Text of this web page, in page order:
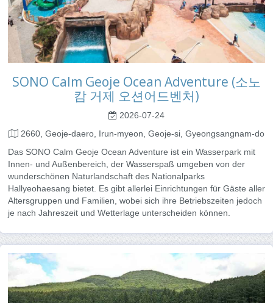
SONO Calm Geoje Ocean Adventure (소노
캄 거제 오션어드벤처)
2026-07-24
2660, Geoje-daero, Irun-myeon, Geoje-si, Gyeongsangnam-do
Das SONO Calm Geoje Ocean Adventure ist ein Wasserpark mit
Innen- und Außenbereich, der Wasserspaß umgeben von der
wunderschönen Naturlandschaft des Nationalparks
Hallyeohaesang bietet. Es gibt allerlei Einrichtungen für Gäste aller
Altersgruppen und Familien, wobei sich ihre Betriebszeiten jedoch
je nach Jahreszeit und Wetterlage unterscheiden können.